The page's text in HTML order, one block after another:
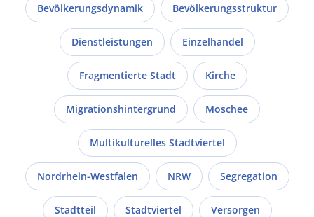
Bevölkerungsdynamik Bevölkerungsstruktur
Dienstleistungen Einzelhandel
Fragmentierte Stadt Kirche
Migrationshintergrund Moschee
Multikulturelles Stadtviertel
Nordrhein-Westfalen NRW Segregation
Stadtteil Stadtviertel Versorgen